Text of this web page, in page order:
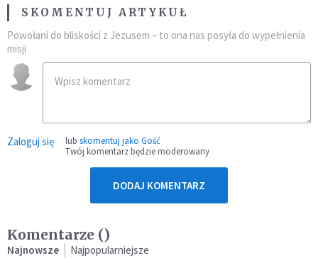
SKOMENTUJ ARTYKUŁ
Powołani do bliskości z Jezusem – to ona nas posyła do wypełnienia
misji
Zaloguj się lub skomentuj jako Gość
Twój komentarz będzie moderowany
DODAJ KOMENTARZ
Komentarze ()
Najnowsze Najpopularniejsze